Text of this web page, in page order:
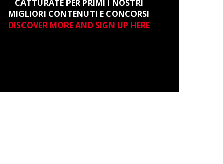
CATTURATE PER PRIMI I NOSTRI
MIGLIORI CONTENUTI E CONCORSI
DISCOVER MORE AND SIGN UP HERE